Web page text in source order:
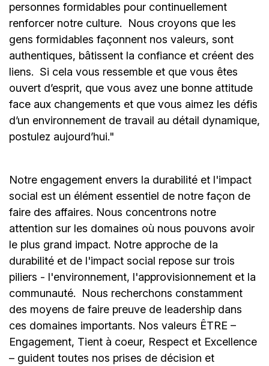
personnes formidables pour continuellement
renforcer notre culture. Nous croyons que les
gens formidables façonnent nos valeurs, sont
authentiques, bâtissent la confiance et créent des
liens. Si cela vous ressemble et que vous êtes
ouvert d’esprit, que vous avez une bonne attitude
face aux changements et que vous aimez les défis
d’un environnement de travail au détail dynamique,
postulez aujourd’hui."
Notre engagement envers la durabilité et l'impact
social est un élément essentiel de notre façon de
faire des affaires. Nous concentrons notre
attention sur les domaines où nous pouvons avoir
le plus grand impact. Notre approche de la
durabilité et de l'impact social repose sur trois
piliers - l'environnement, l'approvisionnement et la
communauté.
Nous recherchons constamment
des moyens de faire preuve de leadership dans
ces domaines importants. Nos valeurs ÊTRE –
Engagement, Tient à coeur, Respect et Excellence
– guident toutes nos prises de décision et